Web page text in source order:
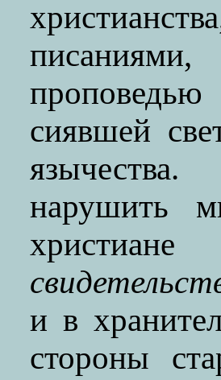
сиявшей
нарушить
христиане
и в
стороны